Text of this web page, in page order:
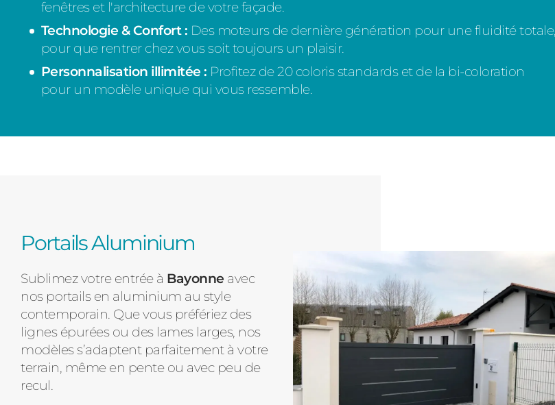
fenêtres et l'architecture de votre façade.
Technologie & Confort : Des moteurs de dernière génération pour une fluidité totale,
pour que rentrer chez vous soit toujours un plaisir.
Personnalisation illimitée : Profitez de 20 coloris standards et de la bi-coloration
pour un modèle unique qui vous ressemble.
Portails Aluminium
Sublimez votre entrée à Bayonne avec
nos portails en aluminium au style
contemporain. Que vous préfériez des
lignes épurées ou des lames larges, nos
modèles s’adaptent parfaitement à votre
terrain, même en pente ou avec peu de
recul.